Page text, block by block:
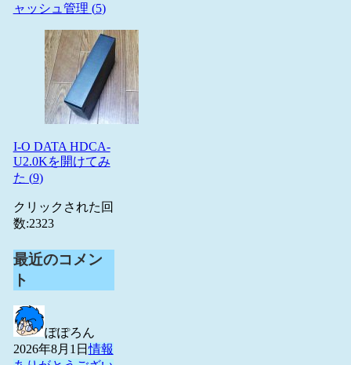
ャッシュ管理 (5)
I-O DATA HDCA-
U2.0Kを開けてみ
た (9)
クリックされた回
数:2323
最近のコメン
ト
ぽぽろん
2026年8月1日情報